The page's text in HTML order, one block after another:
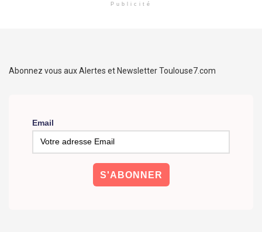
Publicité
Abonnez vous aux Alertes et Newsletter Toulouse7.com
Email